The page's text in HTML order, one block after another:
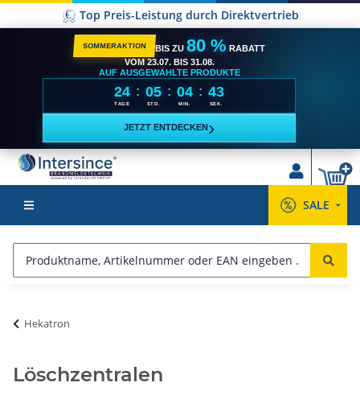
Top Preis-Leistung durch Direktvertrieb
SOMMERAKTION BIS ZU 80 % RABATT
VOM 23.07. BIS 31.08.
AUF AUSGEWÄHLTE PRODUKTE
24
TAGE
: 05
STD.
: 04
MIN.
: 43
SEK.
JETZT ENTDECKEN ›
SALE
Hekatron
Löschzentralen